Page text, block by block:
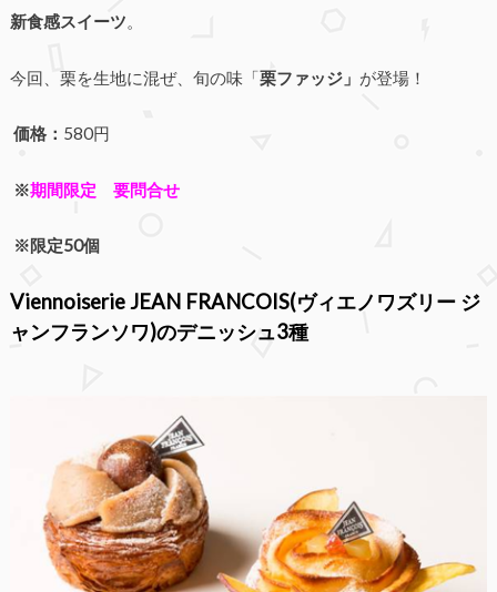
新食感スイーツ。
今回、栗を生地に混ぜ、旬の味「栗ファッジ」 が登場！
価格： 580円
※期間限定 要問合せ
※限定50個
Viennoiserie JEAN FRANCOIS(ヴィエノワズリー ジ
ャンフランソワ)のデニッシュ3種